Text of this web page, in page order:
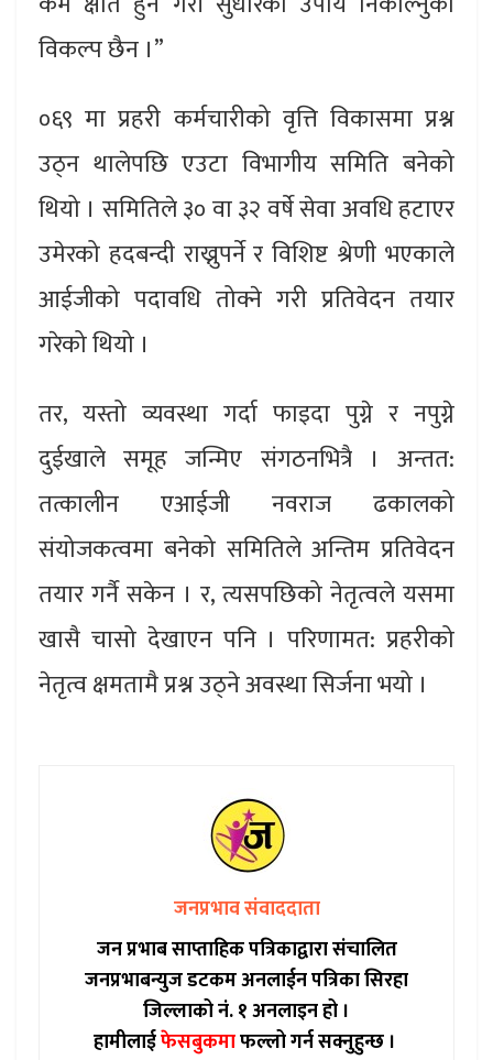
विकल्प छैन ।”
०६९ मा प्रहरी कर्मचारीको वृत्ति विकासमा प्रश्न
उठ्न थालेपछि एउटा विभागीय समिति बनेको
थियो । समितिले ३० वा ३२ वर्षे सेवा अवधि हटाएर
उमेरको हदबन्दी राख्नुपर्ने र विशिष्ट श्रेणी भएकाले
आईजीको पदावधि तोक्ने गरी प्रतिवेदन तयार
गरेको थियो ।
तर, यस्तो व्यवस्था गर्दा फाइदा पुग्ने र नपुग्ने
दुईखाले समूह जन्मिए संगठनभित्रै । अन्तत:
तत्कालीन एआईजी नवराज ढकालको
संयोजकत्वमा बनेको समितिले अन्तिम प्रतिवेदन
तयार गर्नै सकेन । र, त्यसपछिको नेतृत्वले यसमा
खासै चासो देखाएन पनि । परिणामत: प्रहरीको
नेतृत्व क्षमतामै प्रश्न उठ्ने अवस्था सिर्जना भयो ।
जनप्रभाव संवाददाता
जन प्रभाब साप्ताहिक पत्रिकाद्वारा संचालित
जनप्रभाबन्युज डटकम अनलाईन पत्रिका सिरहा
जिल्लाको नं. १ अनलाइन हो ।
हामीलाईफेसबुकमाफल्लो गर्न सक्नुहुन्छ ।